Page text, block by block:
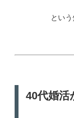
とい
40代婚